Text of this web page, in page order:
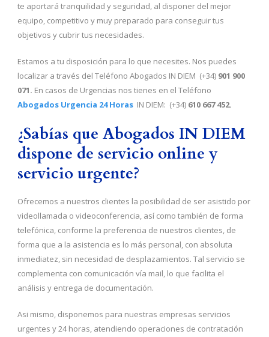
te aportará tranquilidad y seguridad, al disponer del mejor
equipo, competitivo y muy preparado para conseguir tus
objetivos y cubrir tus necesidades.
Estamos a tu disposición para lo que necesites. Nos puedes
localizar a través del Teléfono Abogados IN DIEM (+34) 901 900
071. En casos de Urgencias nos tienes en el Teléfono
Abogados Urgencia 24 Horas IN DIEM: (+34) 610 667 452.
¿Sabías que Abogados IN DIEM
dispone de servicio online y
servicio urgente?
Ofrecemos a nuestros clientes la posibilidad de ser asistido por
videollamada o videoconferencia, así como también de forma
telefónica, conforme la preferencia de nuestros clientes, de
forma que a la asistencia es lo más personal, con absoluta
inmediatez, sin necesidad de desplazamientos. Tal servicio se
complementa con comunicación vía mail, lo que facilita el
análisis y entrega de documentación.
Asi mismo, disponemos para nuestras empresas servicios
urgentes y 24 horas, atendiendo operaciones de contratación